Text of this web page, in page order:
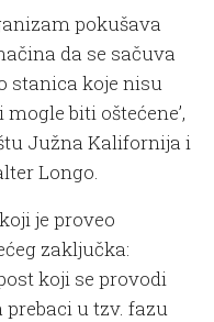
pokušava
da se sačuva
stanica koje nisu
biti oštećene’,
Južna Kalifornija i
Longo.
je proveo
zaključka:
koji se provodi
u tzv. fazu